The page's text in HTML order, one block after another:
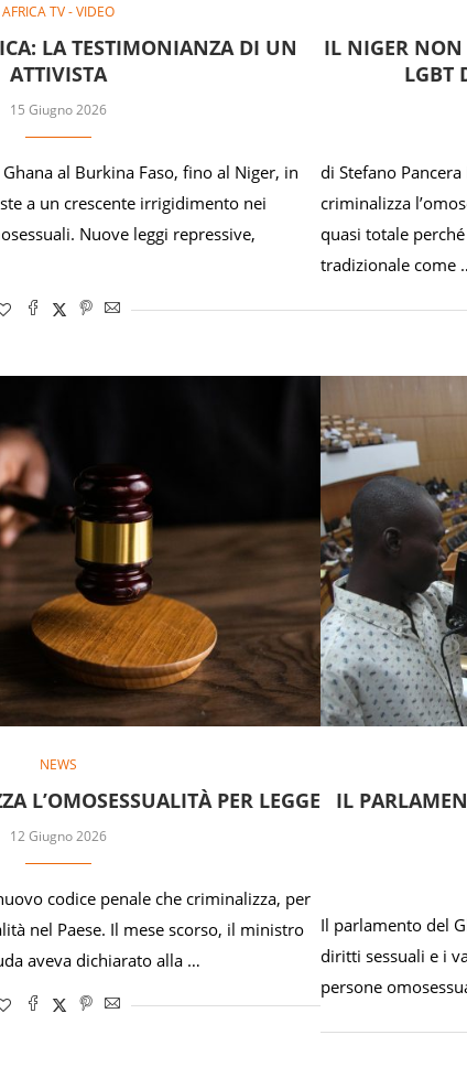
AFRICA TV - VIDEO
LA TESTIMONIANZA DI UN
ATTIVISTA
15 Giugno 2026
Ghana al Burkina Faso, fino al Niger, in
a un crescente irrigidimento nei
Nuove leggi repressive,
IL NIGER NON
LGBT
di Stefano
criminalizza
quasi totale
tradizionale come
NEWS
L’OMOSESSUALITÀ PER LEGGE
12 Giugno 2026
codice penale che criminalizza, per
nel Paese. Il mese scorso, il ministro
aveva dichiarato alla …
IL
Il parlamento del
diritti sessuali e i
persone